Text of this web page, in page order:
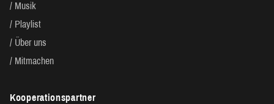
Musik
Playlist
Über uns
Mitmachen
Kooperationspartner